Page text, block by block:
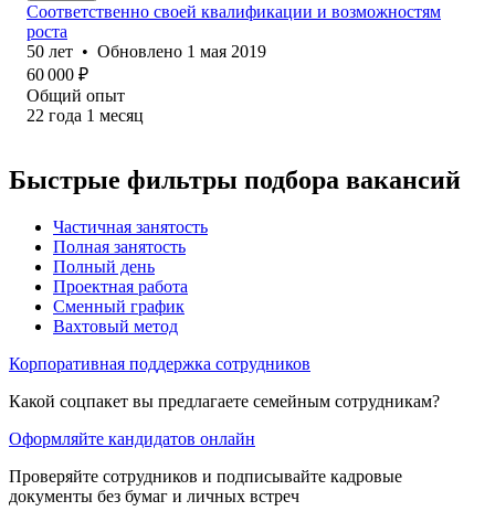
Соответственно своей квалификации и возможностям
роста
50 лет • Обновлено 1 мая 2019
60 000 ₽
Общий опыт
22 года 1 месяц
Быстрые фильтры подбора вакансий
Частичная занятость
Полная занятость
Полный день
Проектная работа
Сменный график
Вахтовый метод
Корпоративная поддержка сотрудников
Какой соцпакет вы предлагаете семейным сотрудникам?
Оформляйте кандидатов онлайн
Проверяйте сотрудников и подписывайте кадровые
документы без бумаг и личных встреч